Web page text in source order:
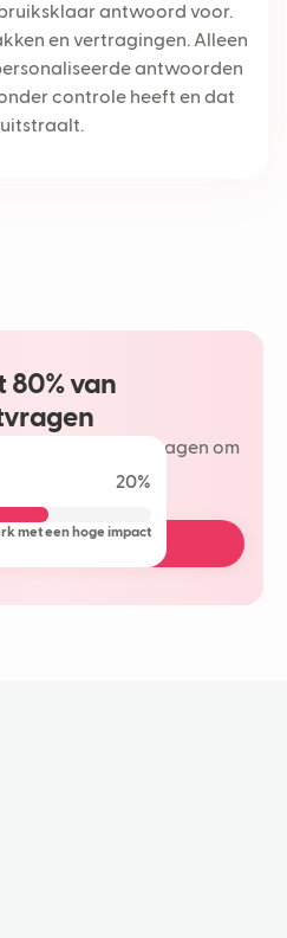
antwoord voor.
en vertragingen. Alleen
antwoorden
controle heeft en dat
80% van
herhaalde vragen om
meer plezier te
gratis demo
20%
met een hoge impact